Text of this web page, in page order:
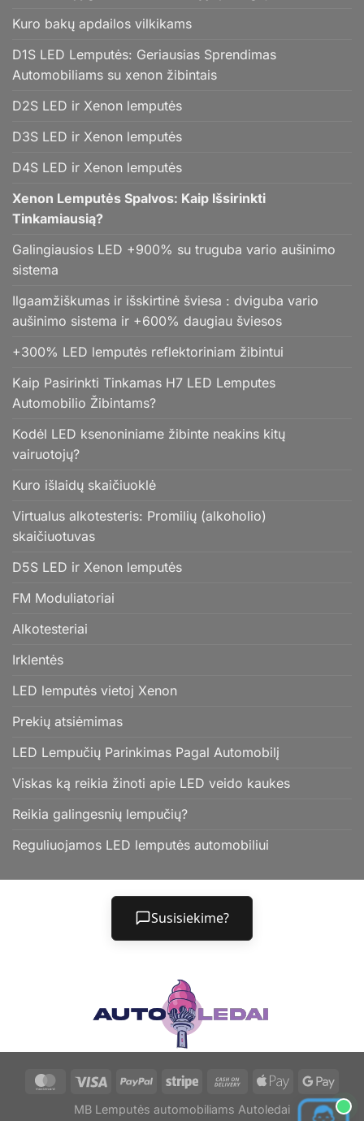
Kuro bakų apdailos vilkikams
D1S LED Lemputės: Geriausias Sprendimas
Automobiliams su xenon žibintais
D2S LED ir Xenon lemputės
D3S LED ir Xenon lemputės
D4S LED ir Xenon lemputės
Xenon Lemputės Spalvos: Kaip Išsirinkti
Tinkamiausią?
Galingiausios LED +900% su truguba vario aušinimo
sistema
Ilgaamžiškumas ir išskirtinė šviesa : dviguba vario
aušinimo sistema ir +600% daugiau šviesos
+300% LED lemputės reflektoriniam žibintui
Kaip Pasirinkti Tinkamas H7 LED Lemputes
Automobilio Žibintams?
Kodėl LED ksenoniniame žibinte neakins kitų
vairuotojų?
Kuro išlaidų skaičiuoklė
Virtualus alkotesteris: Promilių (alkoholio)
skaičiuotuvas
D5S LED ir Xenon lemputės
FM Moduliatoriai
Alkotesteriai
Irklentės
LED lemputės vietoj Xenon
Prekių atsiėmimas
LED Lempučių Parinkimas Pagal Automobilį
Viskas ką reikia žinoti apie LED veido kaukes
Reikia galingesnių lempučių?
Reguliuojamos LED lemputės automobiliui
Susisiekime?
MB Lemputės automobiliams Autoledai